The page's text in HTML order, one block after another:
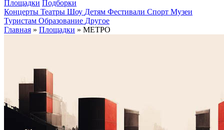
Площадки Подборки
Концерты Театры Шоу Детям Фестивали Спорт Музеи
Туристам Образование Другое
Главная » Площадки » МЕТРО